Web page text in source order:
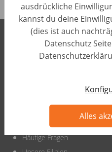
ausdrückliche
kannst du deine
(dies ist auch
Datenschutz
Alles
wirkaufendeinauto.at
wirkaufendeinauto.at
Erfahrungen
Häufige Fragen